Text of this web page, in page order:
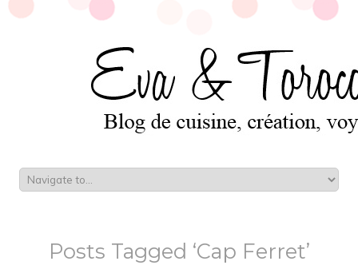
Posts Tagged ‘Cap Ferret’